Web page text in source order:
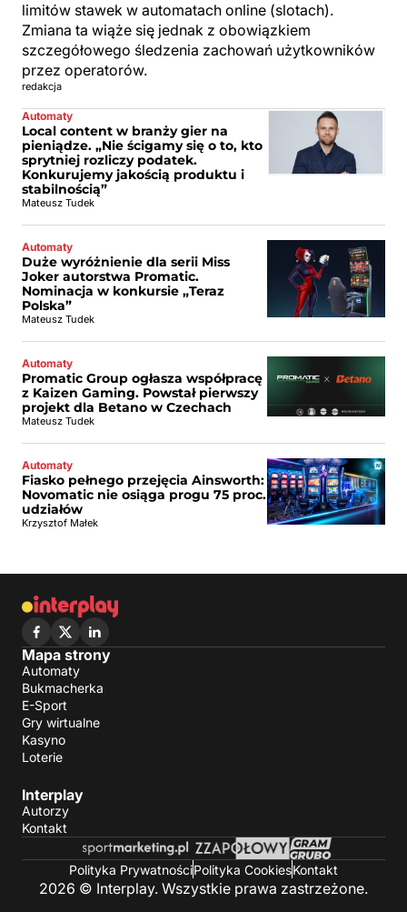
limitów stawek w automatach online (slotach).
Zmiana ta wiąże się jednak z obowiązkiem
szczegółowego śledzenia zachowań użytkowników
przez operatorów.
redakcja
Automaty
Local content w branży gier na
pieniądze. „Nie ścigamy się o to, kto
sprytniej rozliczy podatek.
Konkurujemy jakością produktu i
stabilnością”
Mateusz Tudek
Automaty
Duże wyróżnienie dla serii Miss
Joker autorstwa Promatic.
Nominacja w konkursie „Teraz
Polska”
Mateusz Tudek
Automaty
Promatic Group ogłasza współpracę
z Kaizen Gaming. Powstał pierwszy
projekt dla Betano w Czechach
Mateusz Tudek
Automaty
Fiasko pełnego przejęcia Ainsworth:
Novomatic nie osiąga progu 75 proc.
udziałów
Krzysztof Małek
Mapa strony
Automaty
Bukmacherka
E-Sport
Gry wirtualne
Kasyno
Loterie
Interplay
Autorzy
Kontakt
Polityka PrywatnościPolityka CookiesKontakt
2026 © Interplay. Wszystkie prawa zastrzeżone.